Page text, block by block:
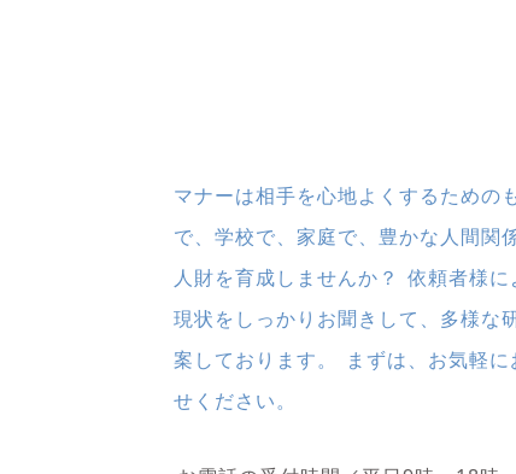
マナーは相手を心地よくするための
で、学校で、家庭で、豊かな人間関
人財を育成しませんか？ 依頼者様に
現状をしっかりお聞きして、多様な
案しております。 まずは、お気軽に
せください。